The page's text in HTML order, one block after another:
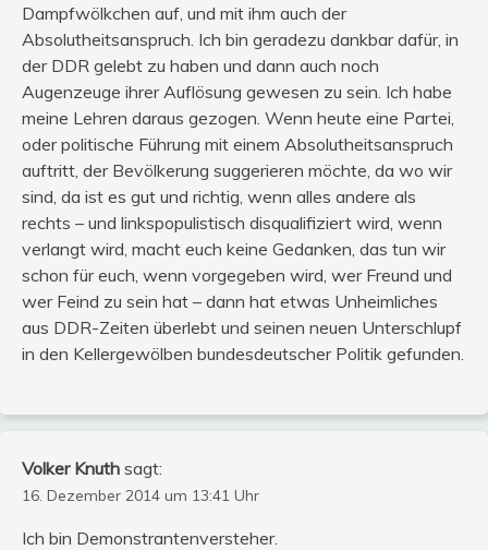
Dampfwölkchen auf, und mit ihm auch der
Absolutheitsanspruch. Ich bin geradezu dankbar dafür, in
der DDR gelebt zu haben und dann auch noch
Augenzeuge ihrer Auflösung gewesen zu sein. Ich habe
meine Lehren daraus gezogen. Wenn heute eine Partei,
oder politische Führung mit einem Absolutheitsanspruch
auftritt, der Bevölkerung suggerieren möchte, da wo wir
sind, da ist es gut und richtig, wenn alles andere als
rechts – und linkspopulistisch disqualifiziert wird, wenn
verlangt wird, macht euch keine Gedanken, das tun wir
schon für euch, wenn vorgegeben wird, wer Freund und
wer Feind zu sein hat – dann hat etwas Unheimliches
aus DDR-Zeiten überlebt und seinen neuen Unterschlupf
in den Kellergewölben bundesdeutscher Politik gefunden.
Volker Knuth sagt:
16. Dezember 2014 um 13:41 Uhr
Ich bin Demonstrantenversteher.